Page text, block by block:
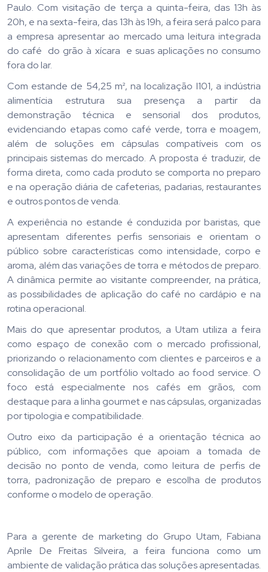
Paulo. Com visitação de terça a quinta-feira, das 13h às
20h, e na sexta-feira, das 13h às 19h, a feira será palco para
a empresa apresentar ao mercado uma leitura integrada
do café do grão à xícara e suas aplicações no consumo
fora do lar.
Com estande de 54,25 m², na localização I101, a indústria
alimentícia estrutura sua presença a partir da
demonstração técnica e sensorial dos produtos,
evidenciando etapas como café verde, torra e moagem,
além de soluções em cápsulas compatíveis com os
principais sistemas do mercado. A proposta é traduzir, de
forma direta, como cada produto se comporta no preparo
e na operação diária de cafeterias, padarias, restaurantes
e outros pontos de venda.
A experiência no estande é conduzida por baristas, que
apresentam diferentes perfis sensoriais e orientam o
público sobre características como intensidade, corpo e
aroma, além das variações de torra e métodos de preparo.
A dinâmica permite ao visitante compreender, na prática,
as possibilidades de aplicação do café no cardápio e na
rotina operacional.
Mais do que apresentar produtos, a Utam utiliza a feira
como espaço de conexão com o mercado profissional,
priorizando o relacionamento com clientes e parceiros e a
consolidação de um portfólio voltado ao food service. O
foco está especialmente nos cafés em grãos, com
destaque para a linha gourmet e nas cápsulas, organizadas
por tipologia e compatibilidade.
Outro eixo da participação é a orientação técnica ao
público, com informações que apoiam a tomada de
decisão no ponto de venda, como leitura de perfis de
torra, padronização de preparo e escolha de produtos
conforme o modelo de operação.
Para a gerente de marketing do Grupo Utam, Fabiana
Aprile De Freitas Silveira, a feira funciona como um
ambiente de validação prática das soluções apresentadas.